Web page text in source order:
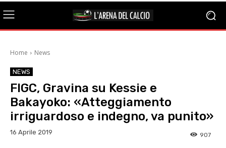
Home News
NEWS
FIGC, Gravina su Kessie e
Bakayoko: «Atteggiamento
irriguardoso e indegno, va punito»
16 Aprile 2019 907